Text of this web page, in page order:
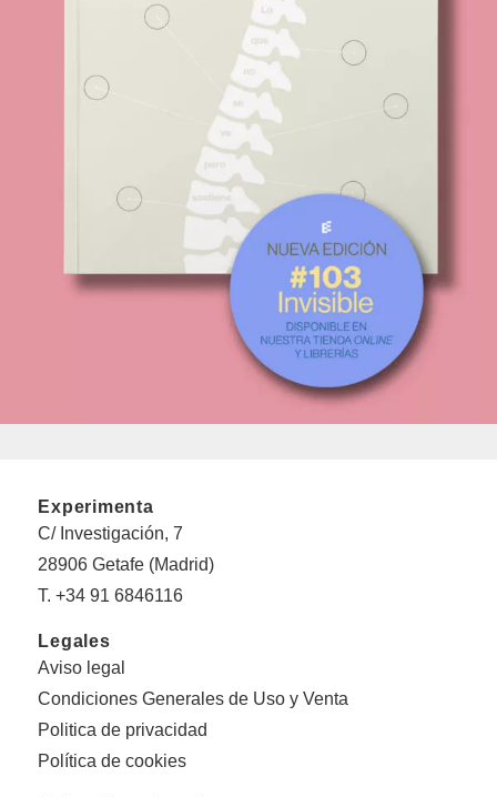
Experimenta
C/ Investigación, 7
28906 Getafe (Madrid)
T. +34 91 6846116
Legales
Aviso legal
Condiciones Generales de Uso y Venta
Politica de privacidad
Política de cookies